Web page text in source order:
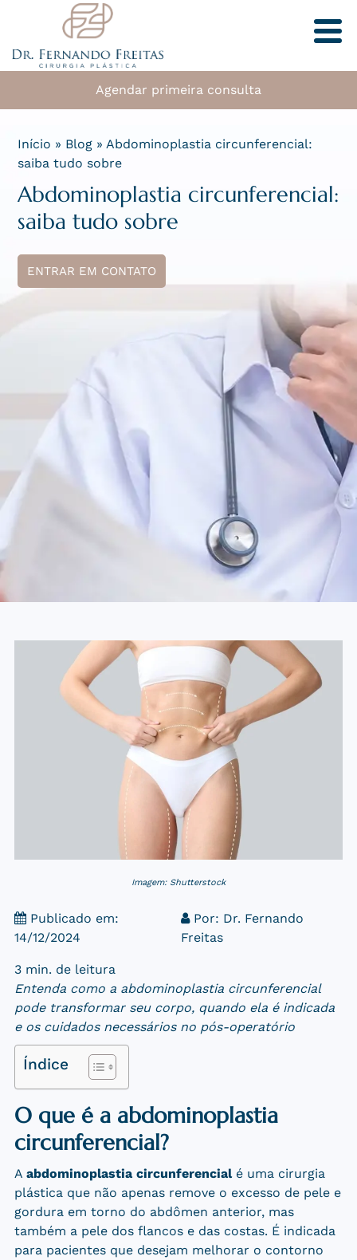
Agendar primeira consulta
Início » Blog »Abdominoplastia circunferencial:
saiba tudo sobre
Abdominoplastia circunferencial:
saiba tudo sobre
ENTRAR EM CONTATO
Imagem: Shutterstock
Publicado em:
14/12/2024
Por: Dr. Fernando
Freitas
3 min. de leitura
Entenda como a abdominoplastia circunferencial
pode transformar seu corpo, quando ela é indicada
e os cuidados necessários no pós-operatório
Índice
O que é a abdominoplastia
circunferencial?
A abdominoplastia circunferencialé uma cirurgia
plástica que não apenas remove o excesso de pele e
gordura em torno do abdômen anterior, mas
também a pele dos flancos e das costas. É indicada
para pacientes que desejam melhorar o contorno